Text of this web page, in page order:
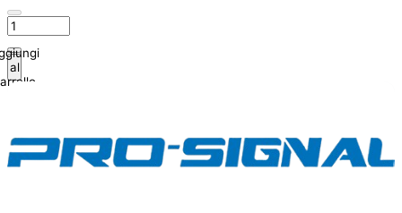
al